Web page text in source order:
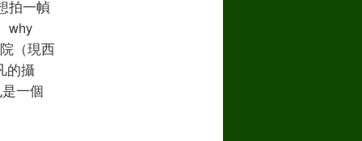
拍一幀
why
（現西
的攝
一個